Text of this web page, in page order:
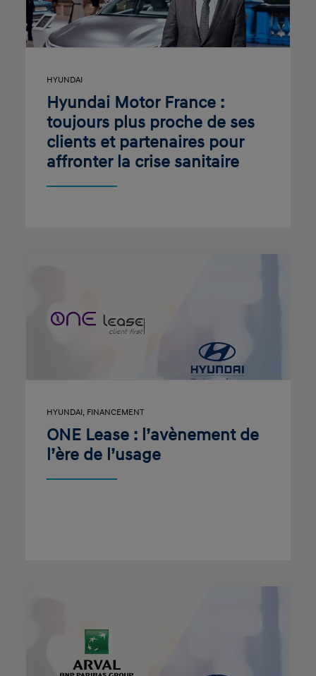
HYUNDAI
Hyundai Motor France :
toujours plus proche de ses
clients et partenaires pour
affronter la crise sanitaire
HYUNDAI , FINANCEMENT
ONE Lease : l’avènement de
l’ère de l’usage